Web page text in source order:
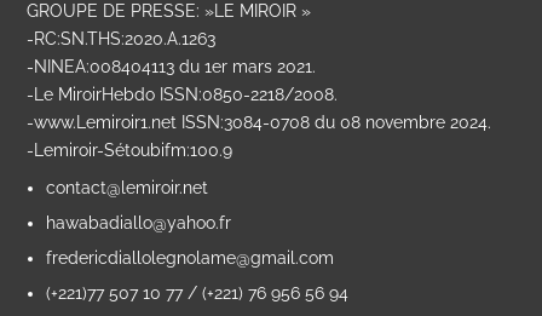
GROUPE DE PRESSE: »LE MIROIR »
-RC:SN.THS:2020.A.1263
-NINEA:008404113 du 1er mars 2021.
-Le MiroirHebdo ISSN:0850-2218/2008.
-www.Lemiroir1.net ISSN:3084-0708 du 08 novembre 2024.
-Lemiroir-Sétoubifm:100.9
contact@lemiroir.net
hawabadiallo@yahoo.fr
fredericdiallolegnolame@gmail.com
(+221)77 507 10 77 / (+221) 76 956 56 94